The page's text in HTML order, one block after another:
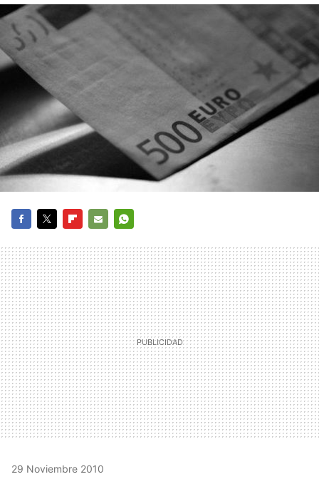
MAIL
29 Noviembre 2010